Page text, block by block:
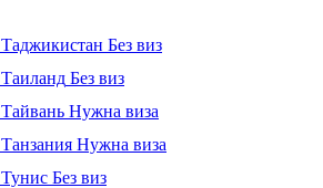
Таджикистан Без виз
Таиланд Без виз
Тайвань Нужна виза
Танзания Нужна виза
Тунис Без виз